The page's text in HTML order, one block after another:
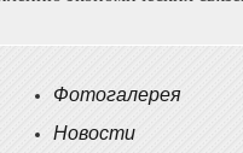
Фотогалерея
Новости